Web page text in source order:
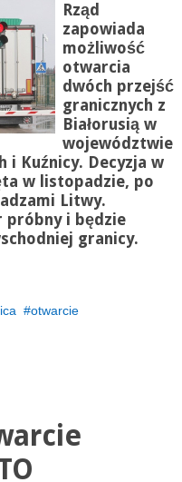
Rząd
zapowiada
możliwość
otwarcia
dwóch przejść
granicznych z
Białorusią w
województwie
i Kuźnicy. Decyzja w
w listopadzie, po
Litwy.
próbny i będzie
granicy.
otwarcie